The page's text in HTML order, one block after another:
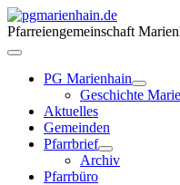
Pfarreiengemeinschaft
PG Marienhain
Geschichte
Aktuelles
Gemeinden
Pfarrbrief
Archiv
Pfarrbüro